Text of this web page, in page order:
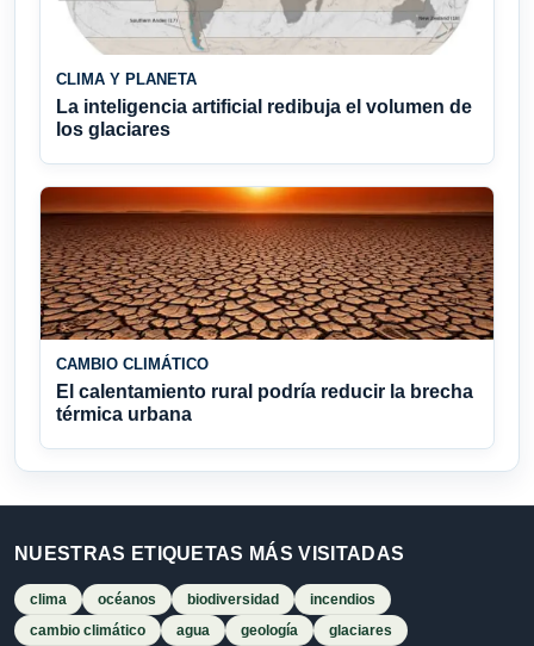
CLIMA Y PLANETA
La inteligencia artificial redibuja el volumen de
los glaciares
CAMBIO CLIMÁTICO
El calentamiento rural podría reducir la brecha
térmica urbana
NUESTRAS ETIQUETAS MÁS VISITADAS
clima océanos biodiversidad
incendios
cambio climático
agua geología glaciares